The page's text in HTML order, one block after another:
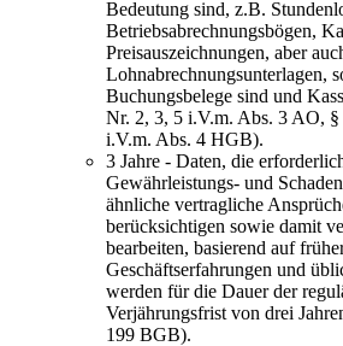
Bedeutung sind, z.B.
Betriebsabrechnungsbögen,
Preisauszeichnungen, aber
Lohnabrechnungsunterlagen,
Buchungsbelege sind und
Nr. 2, 3, 5 i.V.m. Abs. 3 AO,
i.V.m. Abs. 4 HGB).
3 Jahre - Daten, die
Gewährleistungs- und
ähnliche vertragliche
berücksichtigen sowie damit
bearbeiten, basierend auf
Geschäftserfahrungen und
werden für die Dauer der
Verjährungsfrist von drei
199 BGB).